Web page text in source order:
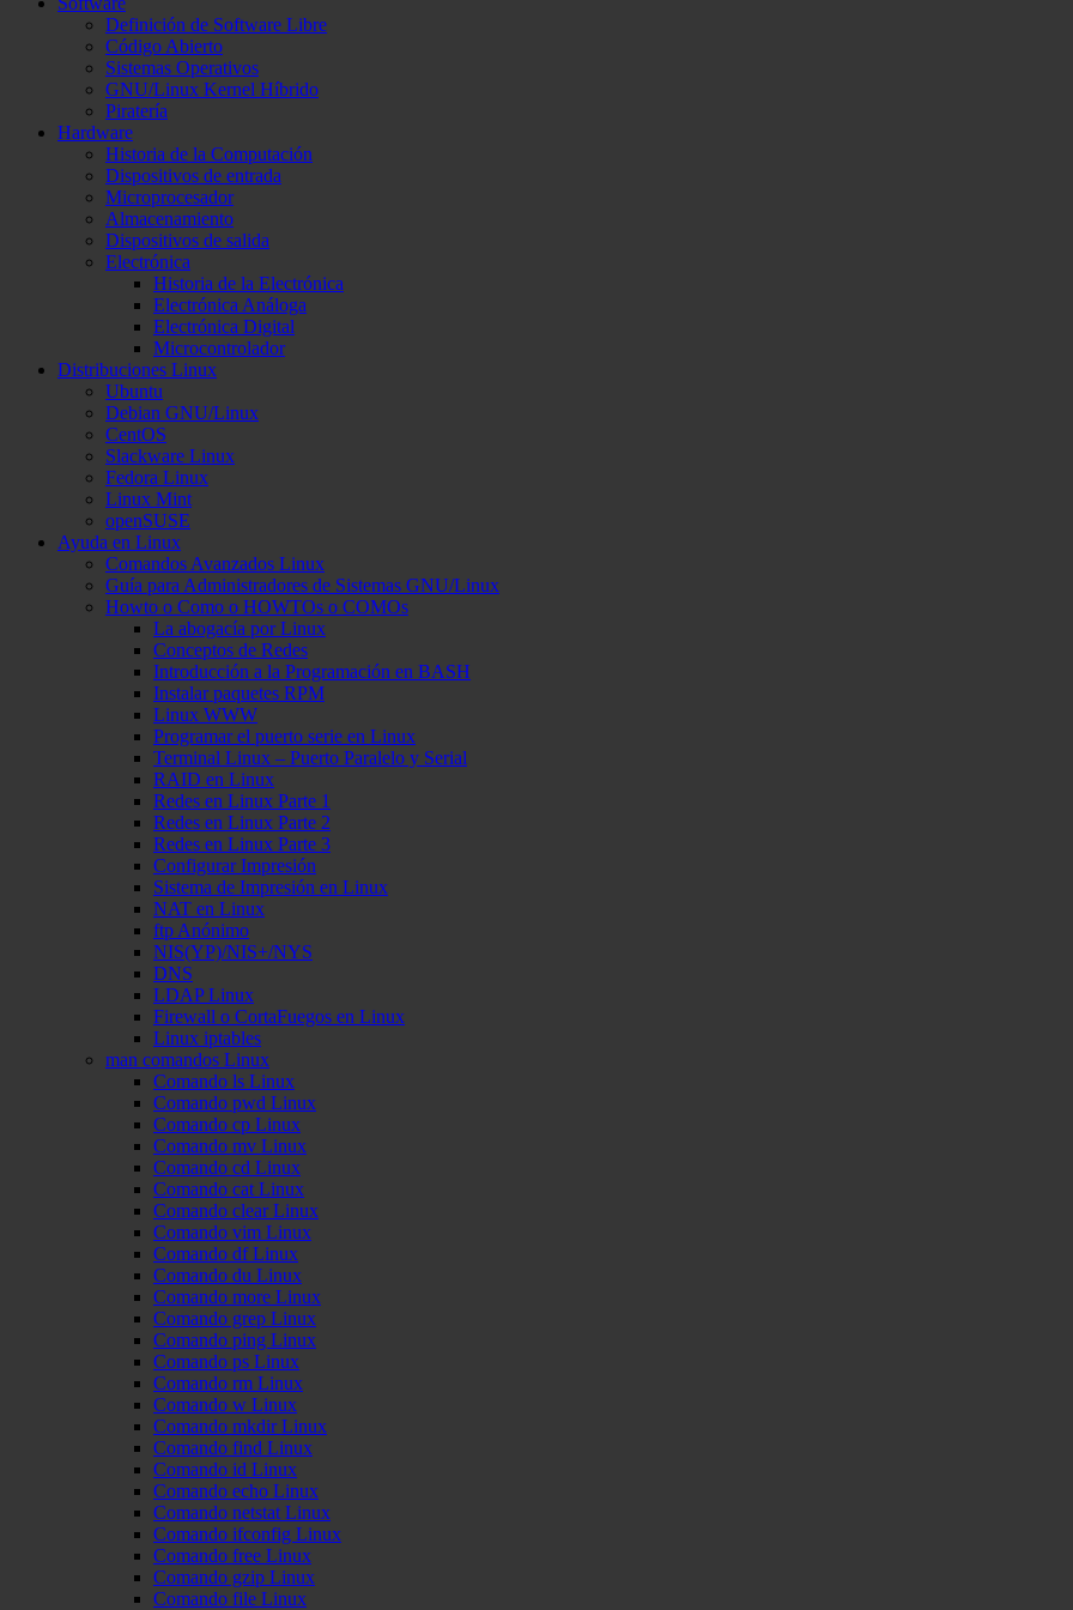
Definición de Software Libre
Código Abierto
Sistemas Operativos
GNU/Linux Kernel Híbrido
Piratería
Hardware
Historia de la Computación
Dispositivos de entrada
Microprocesador
Almacenamiento
Dispositivos de salida
Electrónica
Historia de la Electrónica
Electrónica Análoga
Electrónica Digital
Microcontrolador
Distribuciones Linux
Ubuntu
Debian GNU/Linux
CentOS
Slackware Linux
Fedora Linux
Linux Mint
openSUSE
Ayuda en Linux
Comandos Avanzados Linux
Guía para Administradores de Sistemas GNU/Linux
Howto o Como o HOWTOs o COMOs
La abogacía por Linux
Conceptos de Redes
Introducción a la Programación en BASH
Instalar paquetes RPM
Linux WWW
Programar el puerto serie en Linux
Terminal Linux – Puerto Paralelo y Serial
RAID en Linux
Redes en Linux Parte 1
Redes en Linux Parte 2
Redes en Linux Parte 3
Configurar Impresión
Sistema de Impresión en Linux
NAT en Linux
ftp Anónimo
NIS(YP)/NIS+/NYS
DNS
LDAP Linux
Firewall o CortaFuegos en Linux
Linux iptables
man comandos Linux
Comando ls Linux
Comando pwd Linux
Comando cp Linux
Comando mv Linux
Comando cd Linux
Comando cat Linux
Comando clear Linux
Comando vim Linux
Comando df Linux
Comando du Linux
Comando more Linux
Comando grep Linux
Comando ping Linux
Comando ps Linux
Comando rm Linux
Comando w Linux
Comando mkdir Linux
Comando find Linux
Comando id Linux
Comando echo Linux
Comando netstat Linux
Comando ifconfig Linux
Comando free Linux
Comando gzip Linux
Comando file Linux